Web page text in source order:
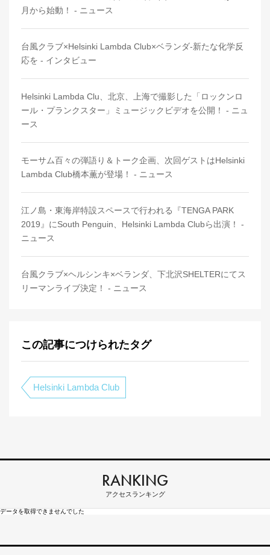
月から始動！ - ニュース
台風クラブ×Helsinki Lambda Club×ベランダ-新たな化学反
応を - インタビュー
Helsinki Lambda Clu、北京、上海で撮影した「ロックンロ
ール・プランクスター」ミュージックビデオを公開！ - ニュ
ース
モーサム百々の弾語り＆トーク企画、次回ゲストはHelsinki
Lambda Club橋本薫が登場！ - ニュース
江ノ島・東海岸特設スペースで行われる『TENGA PARK
2019』にSouth Penguin、Helsinki Lambda Clubら出演！ -
ニュース
台風クラブ×ヘルシンキ×ベランダ、下北沢SHELTERにてス
リーマンライブ決定！ - ニュース
この記事につけられたタグ
Helsinki Lambda Club
RANKING
アクセスランキング
データを取得できませんでした